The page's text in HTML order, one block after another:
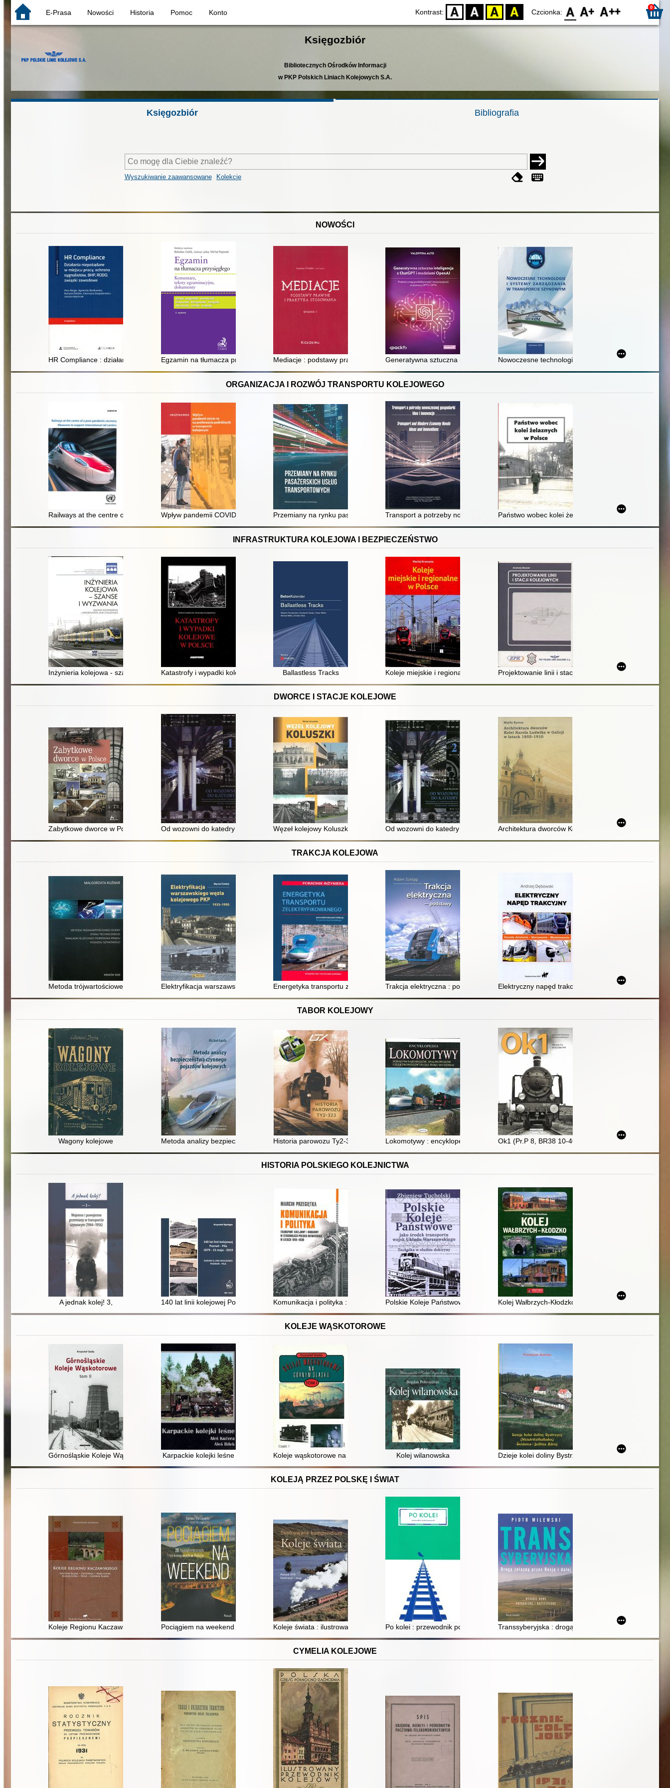
E-Prasa Nowości Historia Pomoc Konto Kontrast: D BW YB BY Czcionka: F0 F1 F2 0
Księgozbiór
Bibliotecznych Ośrodków Informacji
w PKP Polskich Liniach Kolejowych S.A.
Księgozbiór Bibliografia
Wyszukiwanie zaawansowane Kolekcje
NOWOŚCI
HR Compliance : działania niepożądane w miejscu pracy, ochrona sygnalistów, BHP, RODO, związki zawodowe
Egzamin na tłumacza przysięgłego : komentarz, teksty egzaminacyjne, dokumenty - języki angielski, niemiecki, francuski, rosyjski, ukraiński, czeski, hiszpański,
Mediacje : podstawy prawne i praktyka stosowaniaGeneratywna sztuczna inteligencja z ChatGPT i modelami OpenAI : podnieś swoją
Nowoczesne technologie i systemy zarządzania w
ORGANIZACJA I ROZWÓJ TRANSPORTU KOLEJOWEGO
Railways at the centre of a post-pandemic recovery : measures to support international rail carriers
Wpływ pandemii COVID-19 na preferencje podróżnych w transporcie kolejowym
Przemiany na rynku pasażerskich usług transportowych : monografia dedykowana profesorowi Olgierdowi Wyszomirskiemu
Transport a potrzeby nowoczesnej gospodarki, idee i innowacje = (Transport and
Państwo wobec kolei żelaznych w Polsce
INFRASTRUKTURA KOLEJOWA I BEZPIECZEŃSTWO
Inżynieria kolejowa - szanse i wyzwania = Railway engineering - opportunities and challenges : 64. Konferencja Naukowa Komitetu Inżynierii Lądowej i Wodnej PAN oraz Komitetu Nauki PZITB,
Katastrofy i wypadki kolejowe w Polsce Ballastless Tracks Koleje miejskie i regionalne w PolsceProjektowanie linii i stacji kolejowych
DWORCE I STACJE KOLEJOWE
Zabytkowe dworce w Polsce Od wozowni do katedry : hala peronowa w architekturze dworców. 1,
Węzeł kolejowy Koluszki Od wozowni do katedry : hala peronowa w architekturze dworców. 2,
Architektura dworców Kolei Karola Ludwika w Galicji
TRAKCJA KOLEJOWA
Metoda trójwartościowej oceny stanu technicznego nakładki ślizgowej obieraka prądu pojazdu szynowego
Elektryfikacja warszawskiego węzła kolejowego PKP 1933-1950Energetyka transportu zelektryfikowanego : poradnik inżyniera
Trakcja elektryczna : podstawy Elektryczny napęd trakcyjny : zasady działania,
TABOR KOLEJOWY
Wagony kolejowe Metoda analizy bezpieczeństwa czynnego pojazdów kolejowych
Historia parowozu Ty2-323 Lokomotywy : encyklopedia : ponad 900 parowozów, spalinowozów i elektrowozów od
Ok1 (Pr.P 8, BR38 10-40) : pruska lokomotywa P 8 w
HISTORIA POLSKIEGO KOLEJNICTWA
A jednak kolej! 3, 140 lat linii kolejowej Poznań-Piła 1879 -15 maja 2019 : Album o linii kolejowej Poznań-Piła
Komunikacja i polityka : transport kolejowy i drogowy w stosunkach polsko-niemieckich w latach 1918-1939
Polskie Koleje Państwowe jako środek transportu wojsk Układu Warszawskiego. Technika
Kolej Wałbrzych-Kłodzko
KOLEJE WĄSKOTOROWE
Górnośląskie Koleje Wąskotorowe. T. 2,Karpackie kolejki leśne Koleje wąskotorowe na Górnym Śląsku : od czasów najdawniejszych do 1990. T. 1 cz. 1,
Kolej wilanowska Dzieje kolei doliny Bystrzycy Świdnica-Jedlina Zdrój
KOLEJĄ PRZEZ POLSKĘ I ŚWIAT
Koleje Regionu Kaczawskiego : Lwówek Śląski-Złotoryja-Marciszów-Jelenia Góra-Wleń-Lwówek Śląski
Pociągiem na weekend : 20 najpiękniejszych tras kolejowych w Polsce
Koleje świata : ilustrowane kompendiumPo kolei : przewodnik podwarszawskiTranssyberyjska : drogą żelazną przez Rosję i dalej
CYMELIA KOLEJOWE